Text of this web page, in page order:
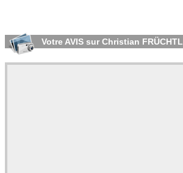
Votre AVIS sur Christian FRÜCHTL